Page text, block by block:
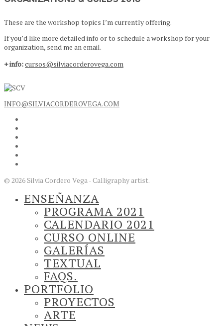
These are the workshop topics I’m currently offering.
If you’d like more detailed info or to schedule a workshop for your
organization, send me an email.
+ info:cursos@silviacorderovega.com
INFO@SILVIACORDEROVEGA.COM
© 2026 Silvia Cordero Vega - Calligraphy artist.
ENSEÑANZA
PROGRAMA 2021
CALENDARIO 2021
CURSO ONLINE
GALERÍAS
TEXTUAL
FAQS.
PORTFOLIO
PROYECTOS
ARTE